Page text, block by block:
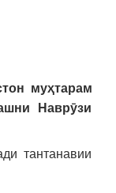
муҳтарам
Наврӯзи
тантанавии